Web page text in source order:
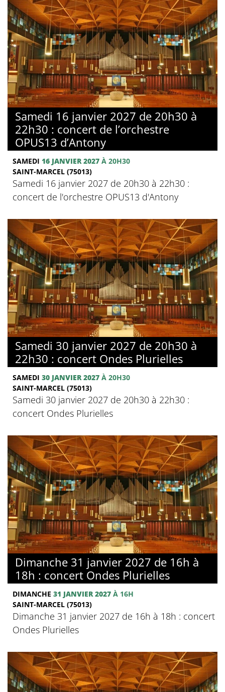
Samedi 16 janvier 2027 de 20h30 à
22h30 : concert de l’orchestre
OPUS13 d’Antony
SAMEDI 16 JANVIER 2027 À 20H30
SAINT-MARCEL (75013)
Samedi 16 janvier 2027 de 20h30 à 22h30 :
concert de l'orchestre OPUS13 d'Antony
Samedi 30 janvier 2027 de 20h30 à
22h30 : concert Ondes Plurielles
SAMEDI 30 JANVIER 2027 À 20H30
SAINT-MARCEL (75013)
Samedi 30 janvier 2027 de 20h30 à 22h30 :
concert Ondes Plurielles
Dimanche 31 janvier 2027 de 16h à
18h : concert Ondes Plurielles
DIMANCHE 31 JANVIER 2027 À 16H
SAINT-MARCEL (75013)
Dimanche 31 janvier 2027 de 16h à 18h : concert
Ondes Plurielles